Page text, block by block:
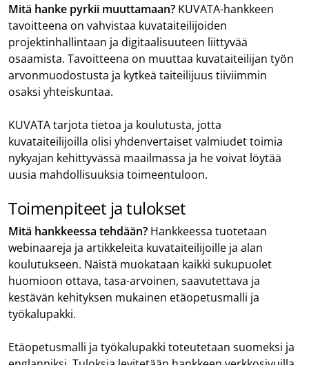
Mitä hanke pyrkii muuttamaan? KUVATA-hankkeen
tavoitteena on vahvistaa kuvataiteilijoiden
projektinhallintaan ja digitaalisuuteen liittyvää
osaamista. Tavoitteena on muuttaa kuvataiteilijan työn
arvonmuodostusta ja kytkeä taiteilijuus tiiviimmin
osaksi yhteiskuntaa.
KUVATA tarjota tietoa ja koulutusta, jotta
kuvataiteilijoilla olisi yhdenvertaiset valmiudet toimia
nykyajan kehittyvässä maailmassa ja he voivat löytää
uusia mahdollisuuksia toimeentuloon.
Toimenpiteet ja tulokset
Mitä hankkeessa tehdään? Hankkeessa tuotetaan
webinaareja ja artikkeleita kuvataiteilijoille ja alan
koulutukseen. Näistä muokataan kaikki sukupuolet
huomioon ottava, tasa-arvoinen, saavutettava ja
kestävän kehityksen mukainen etäopetusmalli ja
työkalupakki.
Etäopetusmalli ja työkalupakki toteutetaan suomeksi ja